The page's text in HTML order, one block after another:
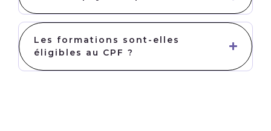
Les formations sont-elles
éligibles au CPF ?